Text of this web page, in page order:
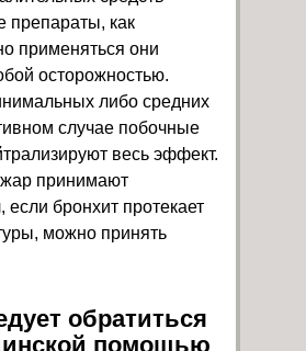
препараты, как
применяться они
осторожностью.
либо средних
случае побочные
весь эффект.
принимают
если бронхит протекает
можно принять
обратиться
помощью